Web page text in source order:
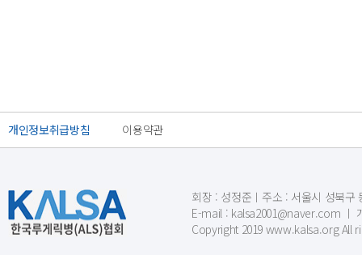
개인정보취급방침 이용약관
회장 : 성정준ㅣ주소 : 서울시 성북구
E-mail : kalsa2001@naver.com ㅣ
Copyright 2019 www.kalsa.org All